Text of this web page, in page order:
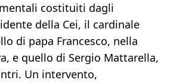
costituiti dagli
della Cei, il cardinale
di papa Francesco, nella
e quello di Sergio Mattarella,
Un intervento,